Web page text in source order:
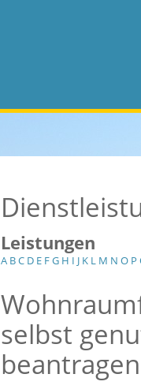
Leistungen
A BC D E FG H I J K L M N O P
selbst
beantragen